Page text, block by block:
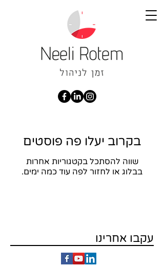
בקרוב יעלו פה פוסטים
שווה להסתכל בקטגוריות אחרות
בבלוג או לחזור לפה עוד כמה ימים.
עקבו אחרינו